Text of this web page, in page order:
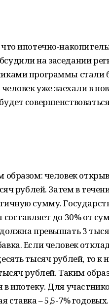
ипотечно-
на заседании
программы стали
уже заехали в
совершенствоваться
человек
рублей. Затем в
сумму.
до 30% от
превышать 3
Если человек
тысяч рублей, то
рублей. Таким
ипотеку. Для
ставка – 5,5-7%